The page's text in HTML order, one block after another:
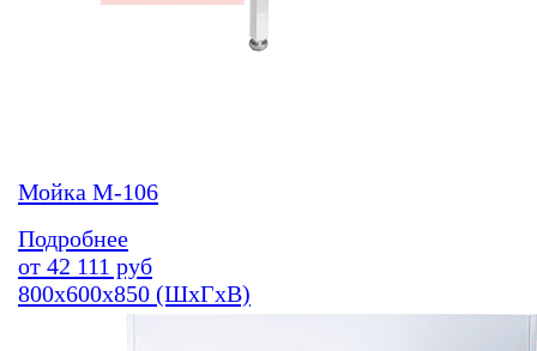
Мойка М-106
Подробнее
от 42 111 руб
800х600х850 (ШхГхВ)